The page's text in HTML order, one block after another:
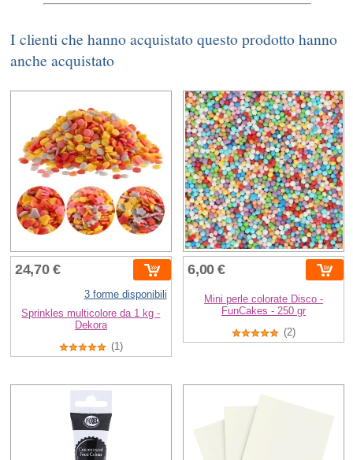
I clienti che hanno acquistato questo prodotto hanno
anche acquistato
24,70 €
3 forme disponibili
Sprinkles multicolore da 1 kg -
Dekora
(1)
6,00 €
Mini perle colorate Disco -
FunCakes - 250 gr
(2)